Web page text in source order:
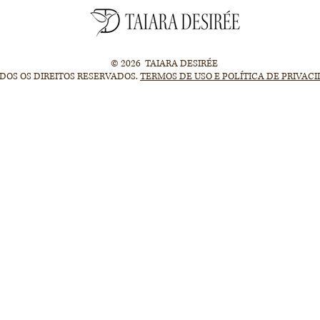
© 2026 TAIARA DESIRÉE
OS DIREITOS RESERVADOS.TERMOS DE USO E POLÍTICA DE